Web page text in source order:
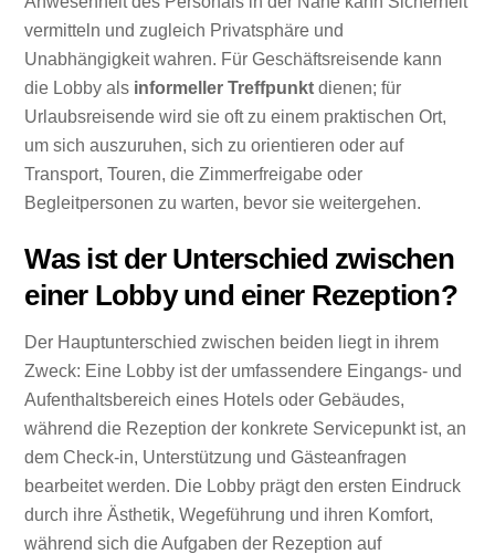
vermitteln und zugleich Privatsphäre und
Unabhängigkeit wahren. Für Geschäftsreisende kann
die Lobby als informeller Treffpunkt dienen; für
Urlaubsreisende wird sie oft zu einem praktischen Ort,
um sich auszuruhen, sich zu orientieren oder auf
Transport, Touren, die Zimmerfreigabe oder
Begleitpersonen zu warten, bevor sie weitergehen.
Was ist der Unterschied zwischen
einer Lobby und einer Rezeption?
Der Hauptunterschied zwischen beiden liegt in ihrem
Zweck: Eine Lobby ist der umfassendere Eingangs- und
Aufenthaltsbereich eines Hotels oder Gebäudes,
während die Rezeption der konkrete Servicepunkt ist, an
dem Check-in, Unterstützung und Gästeanfragen
bearbeitet werden. Die Lobby prägt den ersten Eindruck
durch ihre Ästhetik, Wegeführung und ihren Komfort,
während sich die Aufgaben der Rezeption auf